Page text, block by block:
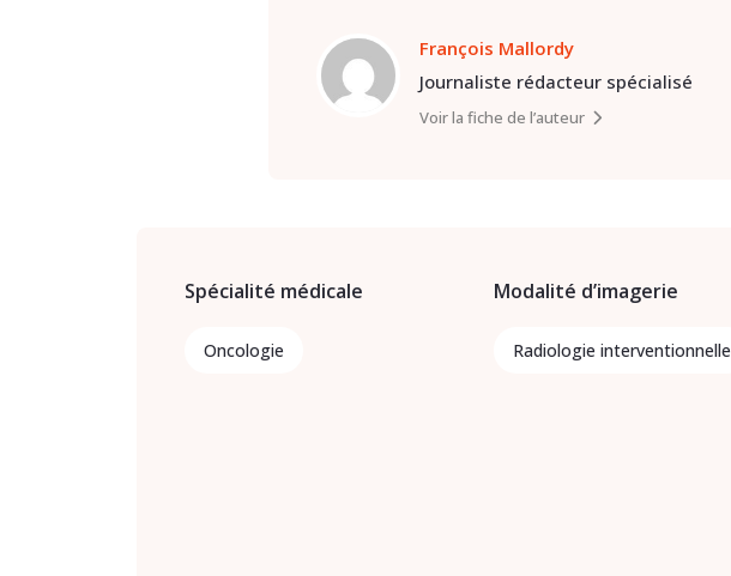
François Mallordy
Journaliste rédacteur spécialisé
Voir la fiche de l’auteur
Spécialité médicale
Oncologie
Modalité d’imagerie
Radiologie interventionnelle